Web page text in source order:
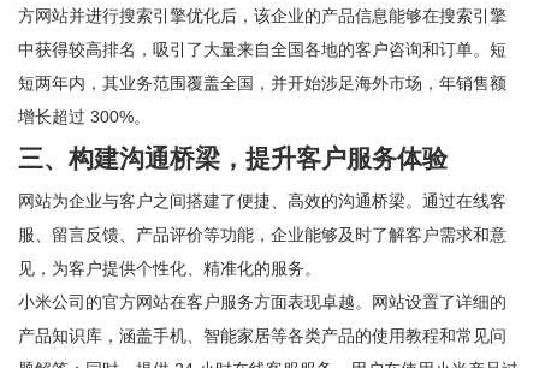
方网站并进行搜索引擎优化后，该企业的产品信息能够在搜索引擎
中获得较高排名，吸引了大量来自全国各地的客户咨询和订单。短
短两年内，其业务范围覆盖全国，并开始涉足海外市场，年销售额
增长超过 300%。
三、构建沟通桥梁，提升客户服务体验
网站为企业与客户之间搭建了便捷、高效的沟通桥梁。通过在线客
服、留言反馈、产品评价等功能，企业能够及时了解客户需求和意
见，为客户提供个性化、精准化的服务。
小米公司的官方网站在客户服务方面表现卓越。网站设置了详细的
产品知识库，涵盖手机、智能家居等各类产品的使用教程和常见问